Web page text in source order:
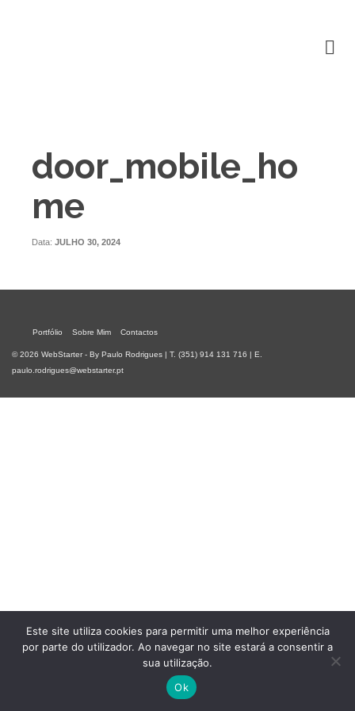
door_mobile_ho
me
Data: JULHO 30, 2024
Portfólio Sobre Mim Contactos
© 2026 WebStarter - By Paulo Rodrigues | T. (351) 914 131 716 | E.
paulo.rodrigues@webstarter.pt
Este site utiliza cookies para permitir uma melhor experiência
por parte do utilizador. Ao navegar no site estará a consentir a
sua utilização.
Ok